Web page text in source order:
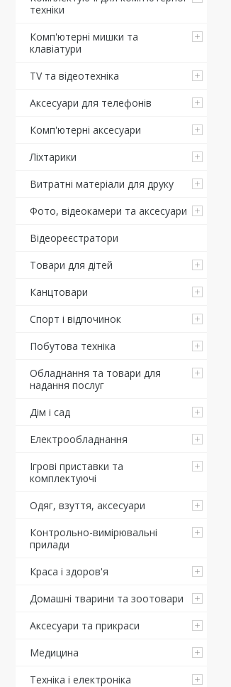
техніки
Комп'ютерні мишки та
клавіатури
TV та відеотехніка
Аксесуари для телефонів
Комп'ютерні аксесуари
Ліхтарики
Витратні матеріали для друку
Фото, відеокамери та аксесуари
Відеореєстратори
Товари для дітей
Канцтовари
Спорт і відпочинок
Побутова техніка
Обладнання та товари для
надання послуг
Дім і сад
Електрообладнання
Ігрові приставки та
комплектуючі
Одяг, взуття, аксесуари
Контрольно-вимірювальні
прилади
Краса і здоров'я
Домашні тварини та зоотовари
Аксесуари та прикраси
Медицина
Техніка і електроніка